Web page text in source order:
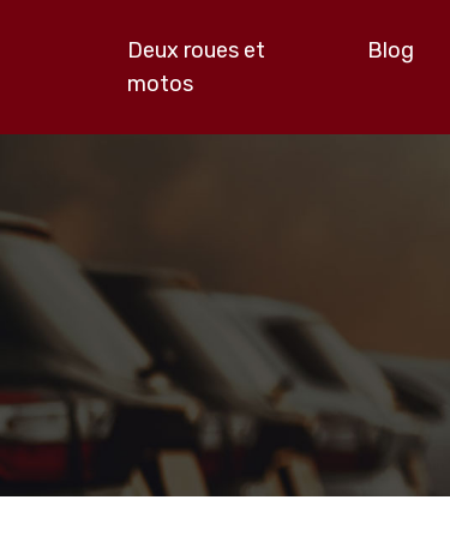
Deux roues et
motos
Blog